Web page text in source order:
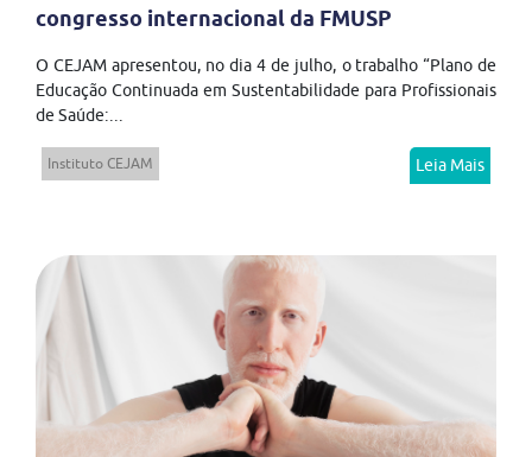
congresso internacional da FMUSP
O CEJAM apresentou, no dia 4 de julho, o trabalho “Plano de
Educação Continuada em Sustentabilidade para Profissionais
de Saúde:...
Instituto CEJAM Leia Mais